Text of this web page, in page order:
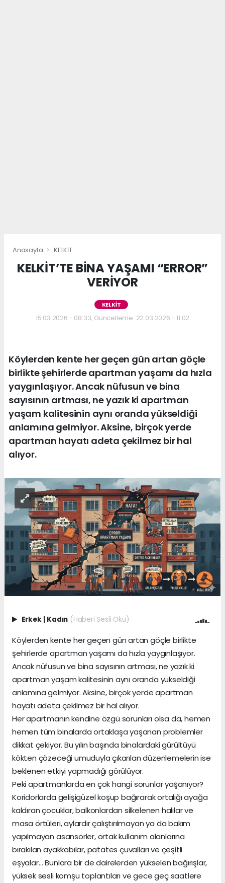
Anasayfa KELKİT
KELKİT’TE BİNA YAŞAMI “ERROR”
VERİYOR
KELKİT
15.03.2026 - 08:33, Güncelleme: 22.03.2026 - 11:02
Köylerden kente her geçen gün artan göçle
birlikte şehirlerde apartman yaşamı da hızla
yaygınlaşıyor. Ancak nüfusun ve bina
sayısının artması, ne yazık ki apartman
yaşam kalitesinin aynı oranda yükseldiği
anlamına gelmiyor. Aksine, birçok yerde
apartman hayatı adeta çekilmez bir hal
alıyor.
Erkek Kadın (Haberi Sesli Oku)
Köylerden kente her geçen gün artan göçle birlikte
şehirlerde apartman yaşamı da hızla yaygınlaşıyor.
Ancak nüfusun ve bina sayısının artması, ne yazık ki
apartman yaşam kalitesinin aynı oranda yükseldiği
anlamına gelmiyor. Aksine, birçok yerde apartman
hayatı adeta çekilmez bir hal alıyor.
Her apartmanın kendine özgü sorunları olsa da, hemen
hemen tüm binalarda ortaklaşa yaşanan problemler
dikkat çekiyor. Bu yılın başında binalardaki gürültüyü
kökten çözeceği umuduyla çıkarılan düzenlemelerin ise
beklenen etkiyi yapmadığı görülüyor.
Peki apartmanlarda en çok hangi sorunlar yaşanıyor?
Koridorlarda gelişigüzel koşup bağırarak ortalığı ayağa
kaldıran çocuklar, balkonlardan silkelenen halılar ve
masa örtüleri, aylardır çalıştırılmayan ya da bakım
yapılmayan asansörler, ortak kullanım alanlarına
bırakılan ayakkabılar, patates çuvalları ve çeşitli
eşyalar… Bunlara bir de dairelerden yükselen bağırışlar,
yüksek sesli komşu toplantıları ve gece geç saatlere